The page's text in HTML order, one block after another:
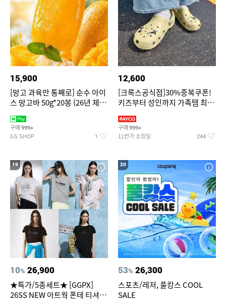
15,900
[망고 과육만 통째로] 순수 아이
스 망고바 50g*20봉 (26년 제
구매 999+
GS SHOP 1
12,600
[크록스공식점]30%중복쿠폰!
키즈부터 성인까지 가족템 최대
구매 999+
11번가 쇼킹딜 244
19
10% 26,900
★특가/5종세트★ [GGPX]
26SS NEW 아트웍 폰테 티셔츠
20
53% 26,300
스포츠/레저, 풀캉스 COOL
SALE